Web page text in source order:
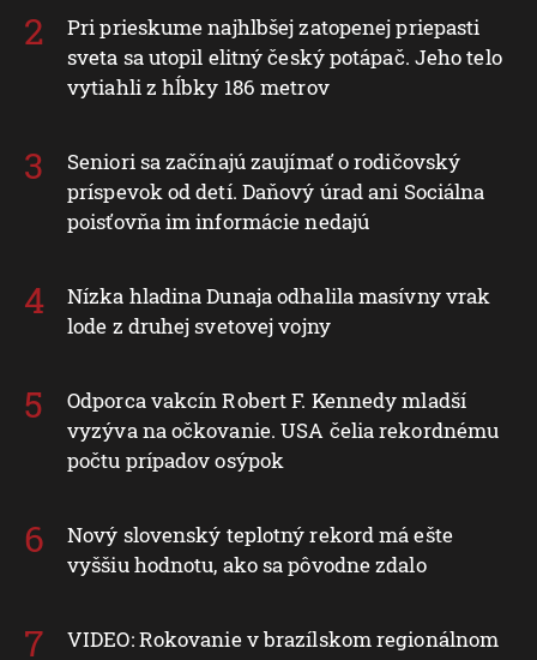
Pri prieskume najhlbšej zatopenej priepasti
sveta sa utopil elitný český potápač. Jeho telo
vytiahli z hĺbky 186 metrov
Seniori sa začínajú zaujímať o rodičovský
príspevok od detí. Daňový úrad ani Sociálna
poisťovňa im informácie nedajú
Nízka hladina Dunaja odhalila masívny vrak
lode z druhej svetovej vojny
Odporca vakcín Robert F. Kennedy mladší
vyzýva na očkovanie. USA čelia rekordnému
počtu prípadov osýpok
Nový slovenský teplotný rekord má ešte
vyššiu hodnotu, ako sa pôvodne zdalo
VIDEO: Rokovanie v brazílskom regionálnom